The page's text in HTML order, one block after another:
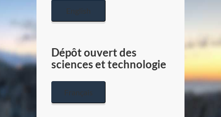
English
Dépôt ouvert des
sciences et technologie